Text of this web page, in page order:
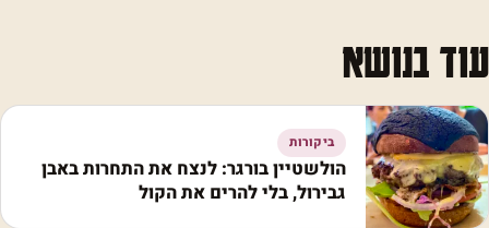
עוד בנושא
ביקורות
הולשטיין בורגר: לנצח את התחרות באבן
גבירול, בלי להרים את הקול